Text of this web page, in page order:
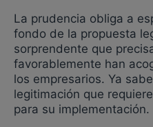
La prudencia obliga a
fondo de la propuesta
sorprendente que
favorablemente han
los empresarios. Ya
legitimación que
para su implementación.